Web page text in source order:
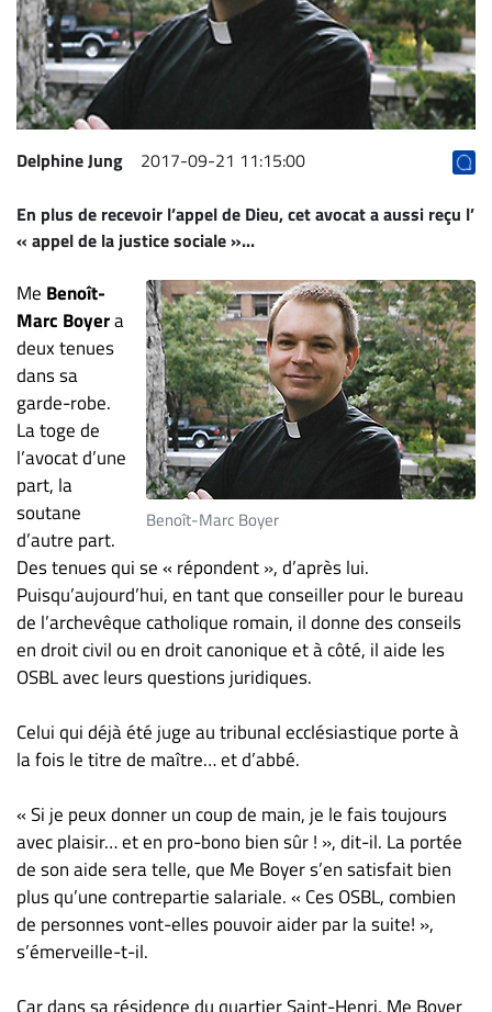
Archives
CARRIÈRE
ET
EMPLOIS
ET
JURISTES
Offres
d'emploi
Formation
Continue
Métiers
Scoop?
CABINETS
ET
ENTREPRISES
Espace
entreprises
Page
entreprises
un
emploi
Solutions de
recrutements
TROUVEZ-
NOUS
Delphine Jung 2017-09-21 11:15:00
En plus de recevoir l’appel de Dieu, cet avocat a aussi reçu l’
« appel de la justice sociale »...
Benoît-Marc Boyer
Me Benoît-
Marc Boyera
deux tenues
dans sa
garde-robe.
La toge de
l’avocat d’une
part, la
soutane
d’autre part.
Des tenues qui se « répondent », d’après lui.
Puisqu’aujourd’hui, en tant que conseiller pour le bureau
de l’archevêque catholique romain, il donne des conseils
en droit civil ou en droit canonique et à côté, il aide les
OSBL avec leurs questions juridiques.
Celui qui déjà été juge au tribunal ecclésiastique porte à
la fois le titre de maître… et d’abbé.
« Si je peux donner un coup de main, je le fais toujours
avec plaisir… et en pro-bono bien sûr ! », dit-il. La portée
de son aide sera telle, que Me Boyer s’en satisfait bien
plus qu’une contrepartie salariale. « Ces OSBL, combien
de personnes vont-elles pouvoir aider par la suite! »,
s’émerveille-t-il.
Car dans sa résidence du quartier Saint-Henri, Me Boyer